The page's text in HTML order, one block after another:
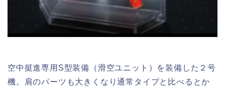
空中挺進専用S型装備（滑空ユニット）を装備した２号
機。肩のパーツも大きくなり通常タイプと比べるとか